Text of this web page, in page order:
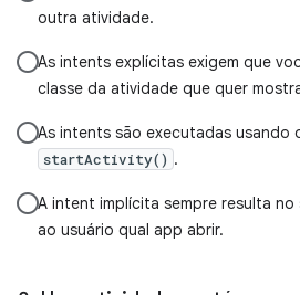
outra atividade.
As intents explícitas exigem que
classe da atividade que quer
As intents são executadas usando
startActivity() .
A intent implícita sempre resulta
ao usuário qual app abrir.